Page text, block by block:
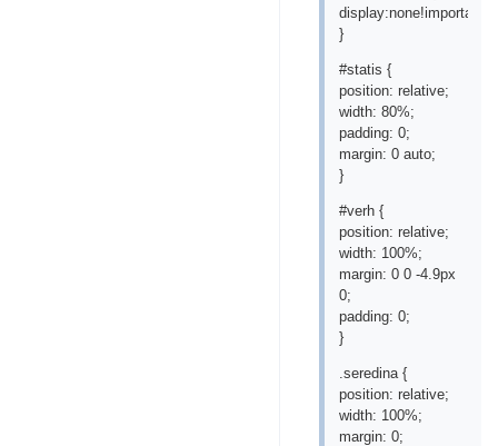
display:none!important;
}
#statis {
position: relative;
width: 80%;
padding: 0;
margin: 0 auto;
}
#verh {
position: relative;
width: 100%;
margin: 0 0 -4.9px
0;
padding: 0;
}
.seredina {
position: relative;
width: 100%;
margin: 0;